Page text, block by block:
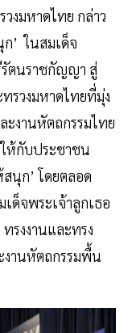
งมหาดไทย กล่าว
ก’ ในสมเด็จ
รัตนราชกัญญา สู่
รวงมหาดไทยที่มุ่ง
งานหัตถกรรมไทย
ให้กับประชาชน
สนุก’ โดยตลอด
เด็จพระเจ้าลูกเธอ
รงงานและทรง
านหัตถกรรมพื้น